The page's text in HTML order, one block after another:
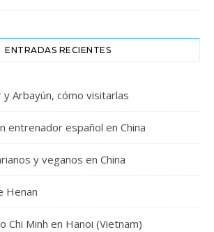
ENTRADAS RECIENTES
y Arbayún, cómo visitarlas
entrenador español en China
y veganos en China
Henan
Chi Minh en Hanoi (Vietnam)